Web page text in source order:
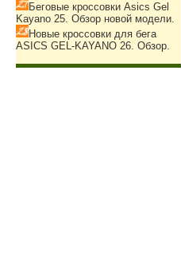
Беговые кроссовки Asics Gel
Kayano 25. Обзор новой модели.
Новые кроссовки для бега
ASICS GEL-KAYANO 26. Обзор.